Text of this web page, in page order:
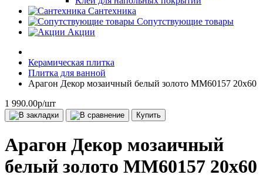
Сантехника
Сопутствующие товары
Акции
Керамическая плитка
Плитка для ванной
Арагон Декор мозаичный белый золото MM60157 20х60
1 990.00р/шт
Купить
Арагон Декор мозаичный
белый золото MM60157 20х60